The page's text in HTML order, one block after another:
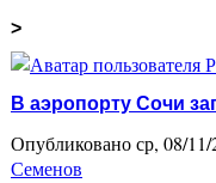
>
В аэропорту Сочи
Опубликовано ср, 08/11/
Семенов